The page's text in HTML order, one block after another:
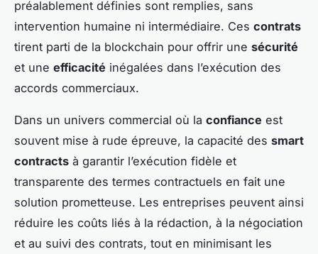
préalablement définies sont remplies, sans
intervention humaine ni intermédiaire. Ces contrats
tirent parti de la blockchain pour offrir une sécurité
et une efficacité inégalées dans l’exécution des
accords commerciaux.
Dans un univers commercial où la confiance est
souvent mise à rude épreuve, la capacité des smart
contracts à garantir l’exécution fidèle et
transparente des termes contractuels en fait une
solution prometteuse. Les entreprises peuvent ainsi
réduire les coûts liés à la rédaction, à la négociation
et au suivi des contrats, tout en minimisant les